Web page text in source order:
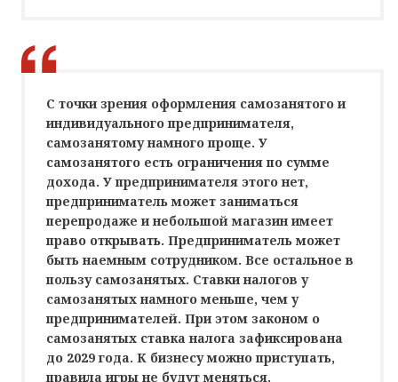
С точки зрения оформления самозанятого и
индивидуального предпринимателя,
самозанятому намного проще. У
самозанятого есть ограничения по сумме
дохода. У предпринимателя этого нет,
предприниматель может заниматься
перепродаже и небольшой магазин имеет
право открывать. Предприниматель может
быть наемным сотрудником. Все остальное в
пользу самозанятых. Ставки налогов у
самозанятых намного меньше, чем у
предпринимателей. При этом законом о
самозанятых ставка налога зафиксирована
до 2029 года. К бизнесу можно приступать,
правила игры не будут меняться.